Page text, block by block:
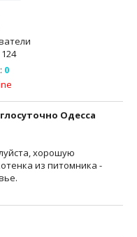
124
0
Одесса
хорошую
из питомника -